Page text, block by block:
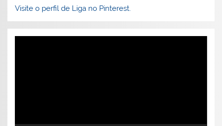
Visite o perfil de Liga no Pinterest.
Tocador